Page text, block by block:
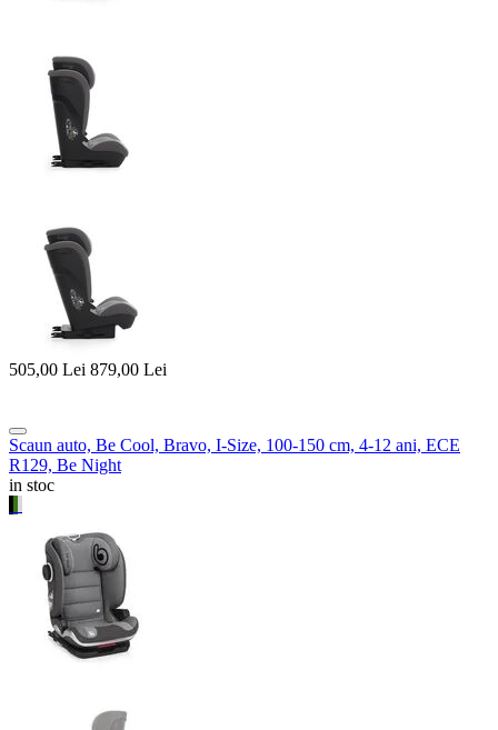
505,00 Lei 879,00 Lei
Scaun auto, Be Cool, Bravo, I-Size, 100-150 cm, 4-12 ani, ECE
R129, Be Night
in stoc